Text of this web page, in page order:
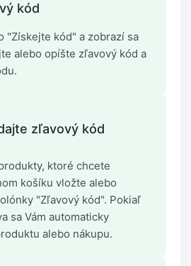
kód
"Získejte kód" a zobrazí sa
alebo opíšte zľavový kód a
zľavový kód
ktoré chcete
košíku vložte alebo
"Zľavový kód". Pokiaľ
sa Vám automaticky
alebo nákupu.